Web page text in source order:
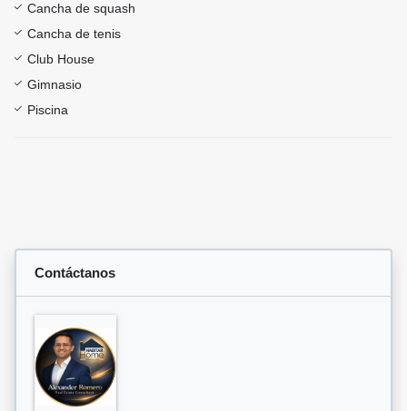
Cancha de squash
Cancha de tenis
Club House
Gimnasio
Piscina
Contáctanos